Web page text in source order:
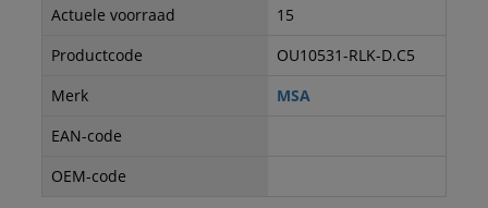
Actuele voorraad
15
Productcode
OU10531-RLK-D.C5
Merk
MSA
EAN-code
OEM-code